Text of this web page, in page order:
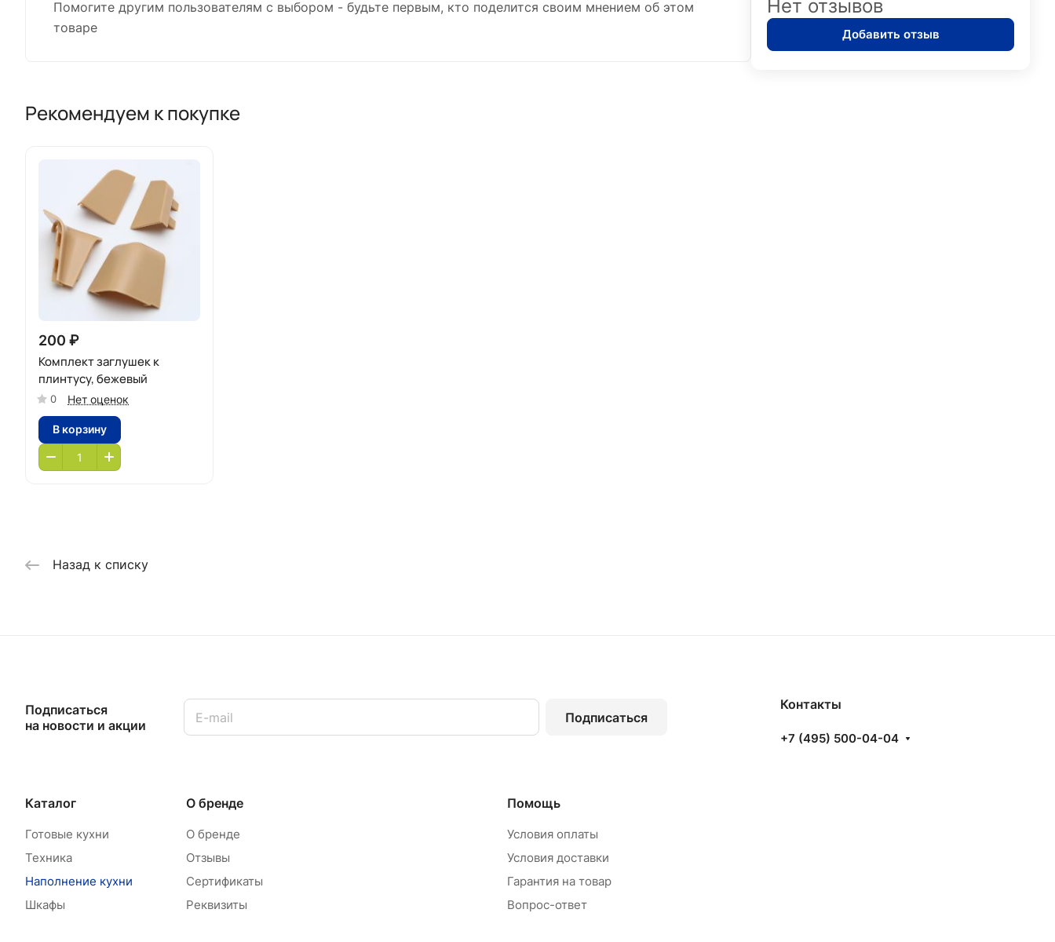
Помогите другим пользователям с выбором - будьте первым, кто поделится своим мнением об этом
товаре
Нет отзывов
Добавить отзыв
Рекомендуем к покупке
200 ₽
Комплект заглушек к
плинтусу, бежевый
0 Нет оценок
В корзину
Назад к списку
Подписаться
на новости и акции
Подписаться
Каталог
Готовые кухни
Техника
Наполнение кухни
Шкафы
О бренде
О бренде
Отзывы
Сертификаты
Реквизиты
Помощь
Условия оплаты
Условия доставки
Гарантия на товар
Вопрос-ответ
Контакты
+7 (495) 500-04-04